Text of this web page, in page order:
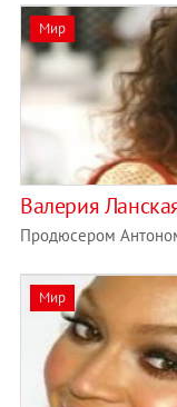
Мир
Валерия
Продюсером
Мир